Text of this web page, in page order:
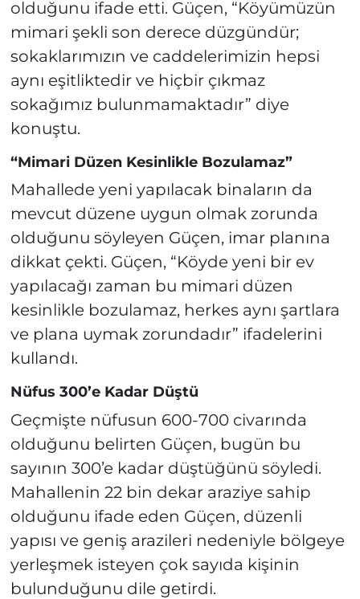
olduğunu ifade etti. Güçen, “Köyümüzün
mimari şekli son derece düzgündür;
sokaklarımızın ve caddelerimizin hepsi
aynı eşitliktedir ve hiçbir çıkmaz
sokağımız bulunmamaktadır” diye
konuştu.
“Mimari Düzen Kesinlikle Bozulamaz”
Mahallede yeni yapılacak binaların da
mevcut düzene uygun olmak zorunda
olduğunu söyleyen Güçen, imar planına
dikkat çekti. Güçen, “Köyde yeni bir ev
yapılacağı zaman bu mimari düzen
kesinlikle bozulamaz, herkes aynı şartlara
ve plana uymak zorundadır” ifadelerini
kullandı.
Nüfus 300’e Kadar Düştü
Geçmişte nüfusun 600-700 civarında
olduğunu belirten Güçen, bugün bu
sayının 300’e kadar düştüğünü söyledi.
Mahallenin 22 bin dekar araziye sahip
olduğunu ifade eden Güçen, düzenli
yapısı ve geniş arazileri nedeniyle bölgeye
yerleşmek isteyen çok sayıda kişinin
bulunduğunu dile getirdi.